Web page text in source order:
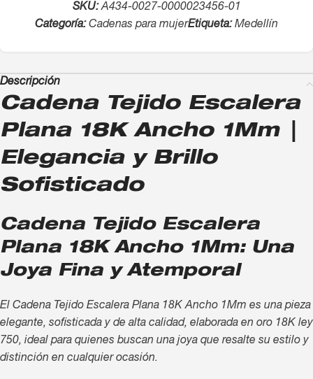
SKU:A434-0027-0000023456-01
Categoría: Cadenas para mujerEtiqueta: Medellín
Descripción
Cadena Tejido Escalera
Plana 18K Ancho 1Mm |
Elegancia y Brillo
Sofisticado
Cadena Tejido Escalera
Plana 18K Ancho 1Mm: Una
Joya Fina y Atemporal
El Cadena Tejido Escalera Plana 18K Ancho 1Mm es una pieza
elegante, sofisticada y de alta calidad, elaborada en oro 18K ley
750, ideal para quienes buscan una joya que resalte su estilo y
distinción en cualquier ocasión.